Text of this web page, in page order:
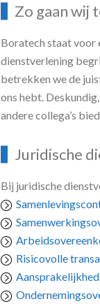
Zo gaan wij
Boratech staat voor
dienstverlening
betrekken we de
ons hebt.
andere collega’s
Juridische
Bij juridische
Risicovolle